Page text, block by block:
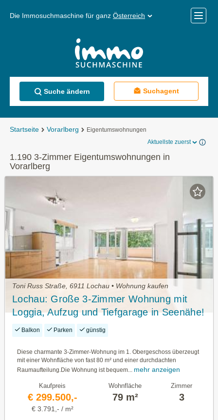
Die Immosuchmaschine für ganz Österreich
Menü
Suche ändern Suchagent
Startseite Vorarlberg
Eigentumswohnungen
Aktuellste zuerst
1.190 3-Zimmer Eigentumswohnungen in
Vorarlberg
Toni Russ Straße, 6911 Lochau • Wohnung kaufen
Lochau: Große 3-Zimmer Wohnung mit
Loggia, Aufzug und Tiefgarage in Seenähe!
Balkon Parken günstig
Diese charmante 3-Zimmer-Wohnung im 1. Obergeschoss überzeugt
mit einer Wohnfläche von fast 80 m² und einer durchdachten
Raumaufteilung.Die Wohnung ist bequem...
mehr anzeigen
Kaufpreis
€ 299.500,-
€ 3.791,- / m²
Wohnfläche
79 m²
Zimmer
3